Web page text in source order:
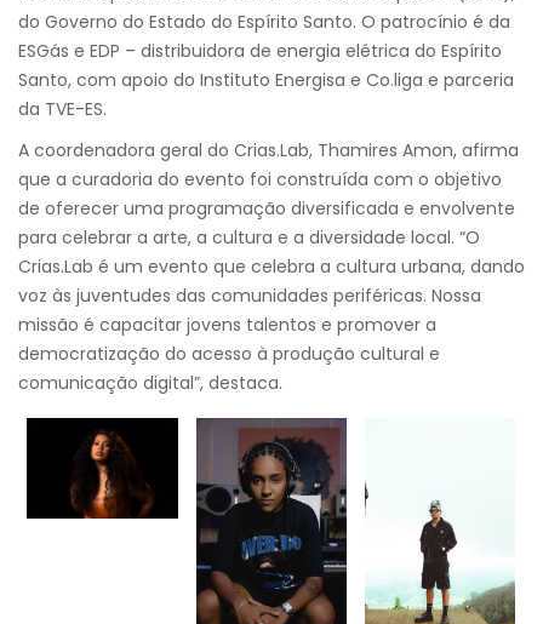
do Governo do Estado do Espírito Santo. O patrocínio é da
ESGás e EDP – distribuidora de energia elétrica do Espírito
Santo, com apoio do Instituto Energisa e Co.liga e parceria
da TVE-ES.
A coordenadora geral do Crias.Lab, Thamires Amon, afirma
que a curadoria do evento foi construída com o objetivo
de oferecer uma programação diversificada e envolvente
para celebrar a arte, a cultura e a diversidade local. “O
Crias.Lab é um evento que celebra a cultura urbana, dando
voz às juventudes das comunidades periféricas. Nossa
missão é capacitar jovens talentos e promover a
democratização do acesso à produção cultural e
comunicação digital”, destaca.